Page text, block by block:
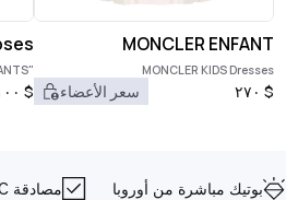
MONCLER ENFANT
MONCLER KIDS Dresses
$ ٢٧٠ سعر الأعضاء
"DOGGY MATE" PANTS
$
بوتيك مباشرة من أوروبا مصادقة NFC على كل منتج